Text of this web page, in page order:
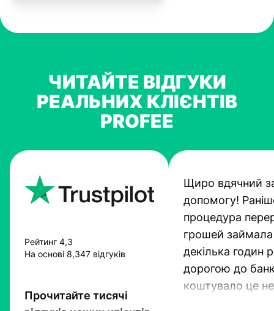
ЧИТАЙТЕ ВІДГУКИ
РЕАЛЬНИХ КЛІЄНТІВ
PROFEE
Рейтинг 4,3
На основі 8,347 відгуків
Прочитайте тисячі
Щиро вдячний
допомогу!
процедура
грошей займала
декілька годин
дорогою до
коштувало це